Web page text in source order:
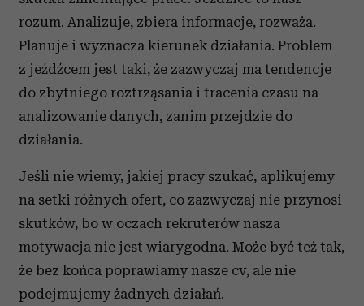
rozum. Analizuje, zbiera informacje, rozważa.
Planuje i wyznacza kierunek działania. Problem
z jeźdźcem jest taki, że zazwyczaj ma tendencje
do zbytniego roztrząsania i tracenia czasu na
analizowanie danych, zanim przejdzie do
działania.
Jeśli nie wiemy, jakiej pracy szukać, aplikujemy
na setki różnych ofert, co zazwyczaj nie przynosi
skutków, bo w oczach rekruterów nasza
motywacja nie jest wiarygodna. Może być też tak,
że bez końca poprawiamy nasze cv, ale nie
podejmujemy żadnych działań.